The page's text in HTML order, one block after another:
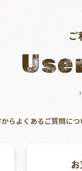
ご
らよくあるご質問につ